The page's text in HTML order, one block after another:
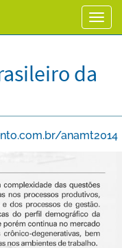
da
anamt2014